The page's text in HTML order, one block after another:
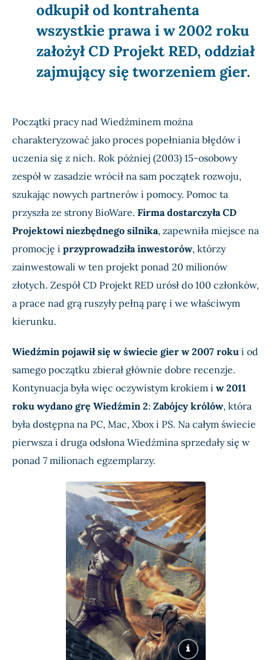
odkupił od kontrahenta
wszystkie prawa i w 2002 roku
założył CD Projekt RED, oddział
zajmujący się tworzeniem gier.
Początki pracy nad Wiedźminem można
charakteryzować jako proces popełniania błędów i
uczenia się z nich. Rok później (2003) 15-osobowy
zespół w zasadzie wrócił na sam początek rozwoju,
szukając nowych partnerów i pomocy. Pomoc ta
przyszła ze strony BioWare. Firma dostarczyła CD
Projektowi niezbędnego silnika, zapewniła miejsce na
promocję i przyprowadziła inwestorów, którzy
zainwestowali w ten projekt ponad 20 milionów
złotych. Zespół CD Projekt RED urósł do 100 członków,
a prace nad grą ruszyły pełną parę i we właściwym
kierunku.
Wiedźmin pojawił się w świecie gier w 2007 roku i od
samego początku zbierał głównie dobre recenzje.
Kontynuacja była więc oczywistym krokiem i w 2011
roku wydano grę Wiedźmin 2: Zabójcy królów, która
była dostępna na PC, Mac, Xbox i PS. Na całym świecie
pierwsza i druga odsłona Wiedźmina sprzedały się w
ponad 7 milionach egzemplarzy.